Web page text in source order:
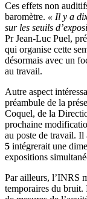
Ces effets non
baromètre. « Il y a
sur les seuils
Pr Jean-Luc Puel,
qui organise cette
désormais avec un
au travail.
Autre aspect
préambule de la
Coquel, de la
prochaine
au poste de travail. Il
5 intégrerait une
expositions
Par ailleurs, l’INRS
temporaires du bruit.